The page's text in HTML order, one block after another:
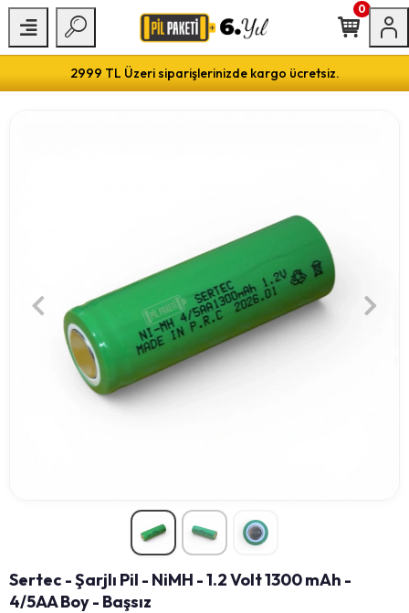
2999 TL Üzeri siparişlerinizde kargo ücretsiz.
0
Sertec - Şarjlı Pil - NiMH - 1.2 Volt 1300 mAh -
4/5AA Boy - Başsız